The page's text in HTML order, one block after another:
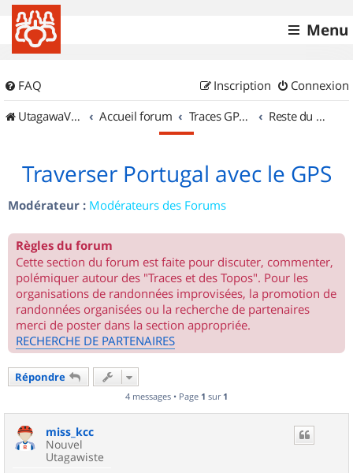
Menu
FAQ Connexion
Inscription
UtagawaVTT (Randos VTT et VTTAE avec traces GPS)
Accueil forum Traces GPS de randos VTT Reste du monde
Traverser Portugal avec le GPS
Modérateur : Modérateurs des Forums
Règles du forum
Cette section du forum est faite pour discuter, commenter,
polémiquer autour des "Traces et des Topos". Pour les
organisations de randonnées improvisées, la promotion de
randonnées organisées ou la recherche de partenaires
merci de poster dans la section appropriée.
RECHERCHE DE PARTENAIRES
Répondre
4 messages • Page 1 sur 1
miss_kcc
Nouvel
Utagawiste